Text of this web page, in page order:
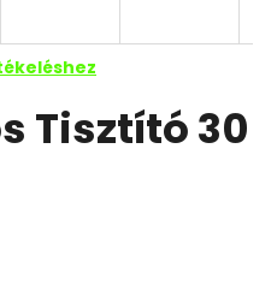
Tisztító 30